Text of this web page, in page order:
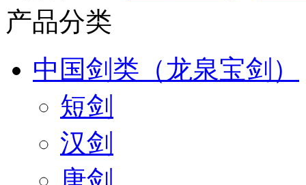
产品分类
中国剑类（龙泉宝剑）
短剑
汉剑